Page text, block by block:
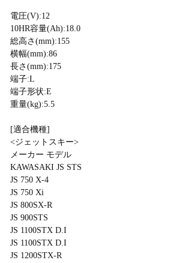
電圧(V):12
10HR容量(Ah):18.0
総高さ(mm):155
横幅(mm):86
長さ(mm):175
端子:L
端子形状:E
重量(kg):5.5
[適合機種]
<ジェットスキー>
メーカー モデル
KAWASAKI JS STS
JS 750 X-4
JS 750 Xi
JS 800SX-R
JS 900STS
JS 1100STX D.I
JS 1100STX D.I
JS 1200STX-R